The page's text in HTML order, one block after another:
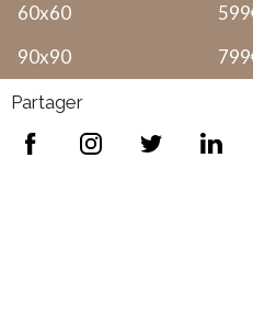
60x60
90x90
Tous formats, supports
possibles, n'hésitez
Partager